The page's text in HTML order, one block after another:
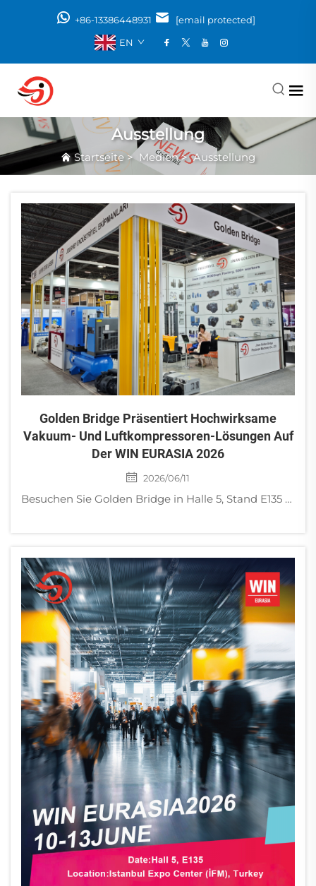
+86-13386448931
[email protected]
EN
Ausstellung
Startseite> Medien>Ausstellung
Golden Bridge Präsentiert Hochwirksame
Vakuum- Und Luftkompressoren-Lösungen Auf
Der WIN EURASIA 2026
2026/06/11
Besuchen Sie Golden Bridge in Halle 5, Stand E135 während der WIN EURASIA 2026 in Istanbul. Entdecken Sie unsere fortschrittlichen Schraubenluftkompressoren und trockenen Vakuumpumpen für globale industrielle Anwendungen.